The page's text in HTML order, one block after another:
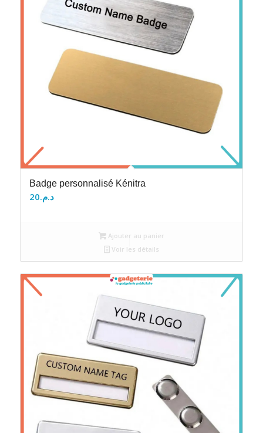
Badge personnalisé Kénitra
د.م.20
Ajouter au panier
Voir les détails